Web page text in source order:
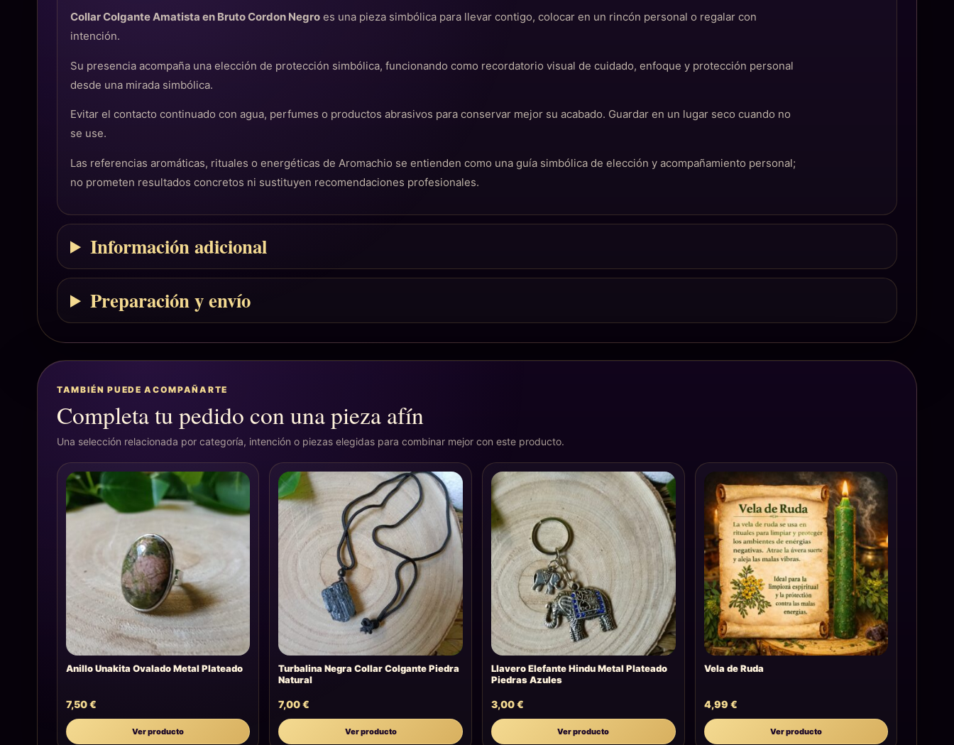
Collar Colgante Amatista en Bruto Cordon Negroes una pieza simbólica para llevar contigo, colocar en un rincón personal o regalar con
intención.
Su presencia acompaña una elección de protección simbólica, funcionando como recordatorio visual de cuidado, enfoque y protección personal
desde una mirada simbólica.
Evitar el contacto continuado con agua, perfumes o productos abrasivos para conservar mejor su acabado. Guardar en un lugar seco cuando no
se use.
Las referencias aromáticas, rituales o energéticas de Aromachio se entienden como una guía simbólica de elección y acompañamiento personal;
no prometen resultados concretos ni sustituyen recomendaciones profesionales.
Información adicional
Preparación y envío
TAMBIÉN PUEDE ACOMPAÑARTE
Completa tu pedido con una pieza afín
Una selección relacionada por categoría, intención o piezas elegidas para combinar mejor con este producto.
Anillo Unakita Ovalado Metal Plateado
7,50€
Ver producto
Turbalina Negra Collar Colgante Piedra
Natural
7,00€
Ver producto
Llavero Elefante Hindu Metal Plateado
Piedras Azules
3,00€
Ver producto
Vela de Ruda
4,99 €
Ver producto